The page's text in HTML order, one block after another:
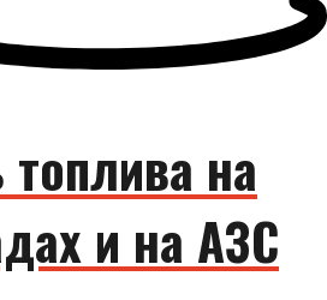
на
и на АЗС